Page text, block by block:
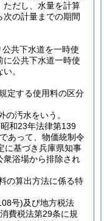
ただし、水量を計算
次の計量までの期間
共下水道を一時使
に公共下水道一時使
。
定する使用料の区分
汚水をいう。
和23年法律第139
あって、物価統制令
に基づき兵庫県知事
衆浴場から排除され
の算出方法に係る特
号)及び地方税法
費税法第29条に規